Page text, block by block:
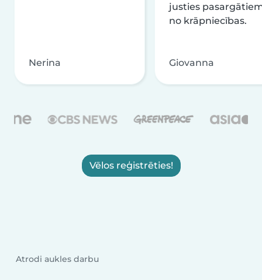
Nerina
justies
no krāpniecības.
Giovanna
Vēlos reģistrēties!
Atrodi aukles darbu